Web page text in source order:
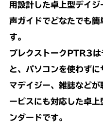
用設計した卓上型デイ
声ガイドでどなたでも
す。
プレクストークPTR3は
と、パソコンを使わず
マデイジー、雑誌など
ービスにも対応した卓
ンダードです。